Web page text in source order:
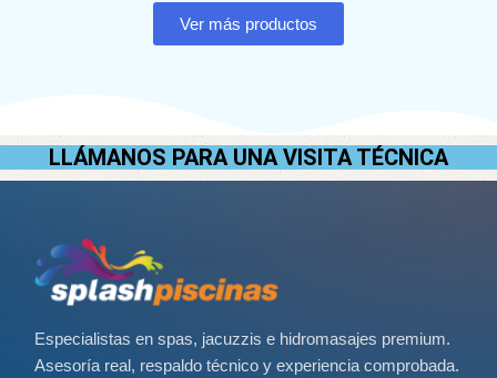
Ver más productos
LLÁMANOS PARA UNA VISITA TÉCNICA
Especialistas en spas, jacuzzis e hidromasajes premium.
Asesoría real, respaldo técnico y experiencia comprobada.